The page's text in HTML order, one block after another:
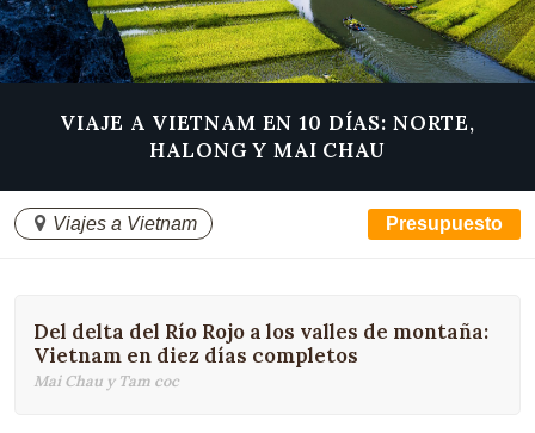
VIAJE A VIETNAM EN 10 DÍAS: NORTE,
HALONG Y MAI CHAU
Viajes a Vietnam Presupuesto
Del delta del Río Rojo a los valles de montaña:
Vietnam en diez días completos
Mai Chau y Tam coc